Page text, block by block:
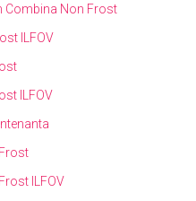
Combina Non Frost
ILFOV
ILFOV
ILFOV